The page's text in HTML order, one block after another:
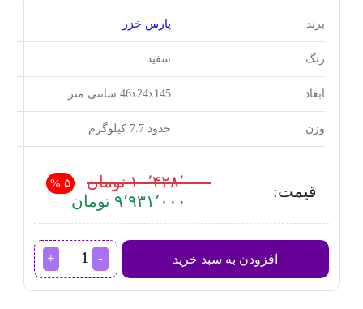
برند پارس خزر
رنگ سفید
ابعاد 46x24x145 سانتی متر
وزن حدود 7.7 کیلوگرم
قیمت:
۱۰٬۴۲۸٬۰۰۰ تومان ۵ %
۹٬۹۳۱٬۰۰۰ تومان
افزودن به سبد خرید
پنکه
پارس